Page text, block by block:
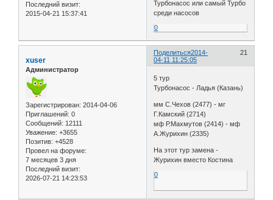
Последний визит:
2015-04-21 15:37:41
Турбонасос или самый Турбо
среди насосов
0
Поделиться 21
2014-
04-11 11:25:05
xuser
Администратор
Зарегистрирован: 2014-04-06
Приглашений: 0
Сообщений: 12111
Уважение: +3655
Позитив: +4528
Провел на форуме:
7 месяцев 3 дня
Последний визит:
2026-07-21 14:23:53
5 тур
Турбонасос - Ладья (Казань)
мм С.Чехов (2477) - мг
Г.Камский (2714)
мф Р.Махмутов (2414) - мф
А.Журихин (2335)
На этот тур замена -
Журихин вместо Костина
0